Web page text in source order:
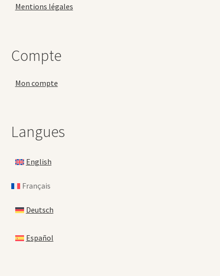
Mentions légales
Compte
Mon compte
Langues
English
Français
Deutsch
Español